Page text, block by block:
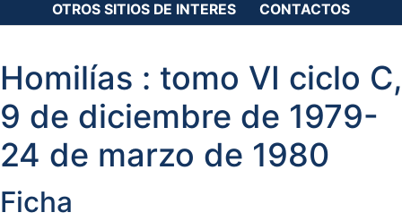
OTROS SITIOS DE INTERES
CONTACTOS
Homilías : tomo VI ciclo C,
9 de diciembre de 1979-
24 de marzo de 1980
Ficha